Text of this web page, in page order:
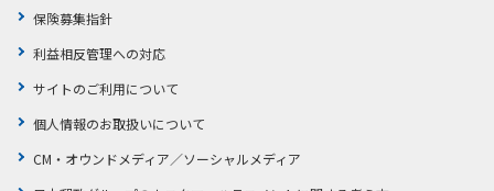
保険募集指針
利益相反管理への対応
サイトのご利用について
個人情報のお取扱いについて
CM・オウンドメディア／ソーシャルメディア